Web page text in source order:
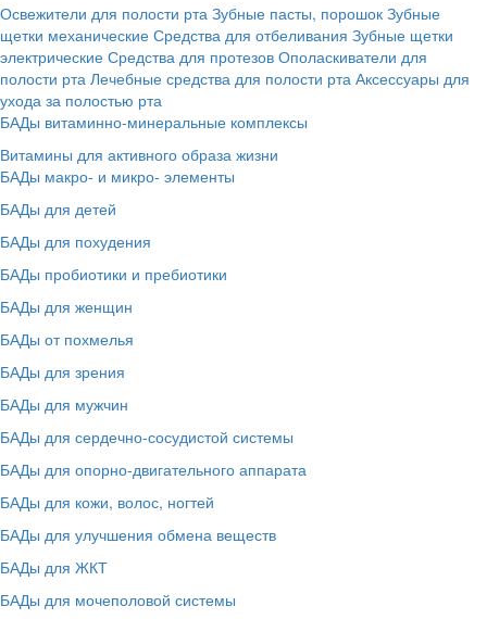
Освежители для полости рта Зубные пасты, порошок Зубные
щетки механические Средства для отбеливания Зубные щетки
электрические Средства для протезов Ополаскиватели для
полости рта Лечебные средства для полости рта Аксессуары для
ухода за полостью рта
БАДы витаминно-минеральные комплексы
Витамины для активного образа жизни
БАДы макро- и микро- элементы
БАДы для детей
БАДы для похудения
БАДы пробиотики и пребиотики
БАДы для женщин
БАДы от похмелья
БАДы для зрения
БАДы для мужчин
БАДы для сердечно-сосудистой системы
БАДы для опорно-двигательного аппарата
БАДы для кожи, волос, ногтей
БАДы для улучшения обмена веществ
БАДы для ЖКТ
БАДы для мочеполовой системы